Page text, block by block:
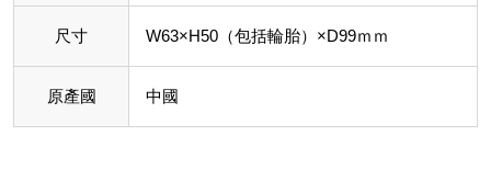
尺寸 W63×H50（包括輪胎）×D99ｍｍ
原產國 中國